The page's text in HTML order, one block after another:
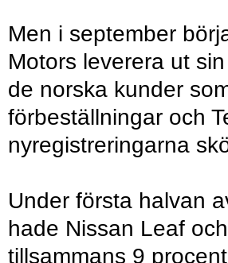
Men i september
Motors leverera ut
de norska kunder
förbeställningar och
nyregistreringarna
Under första halvan
hade Nissan Leaf
tillsammans 9